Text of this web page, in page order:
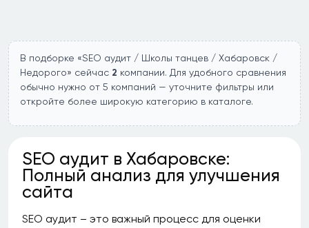
В подборке «SEO аудит / Школы танцев / Хабаровск /
Недорого» сейчас 2 компании. Для удобного сравнения
обычно нужно от 5 компаний — уточните фильтры или
откройте более широкую категорию в каталоге.
SEO аудит в Хабаровске:
Полный анализ для улучшения
сайта
SEO аудит – это важный процесс для оценки